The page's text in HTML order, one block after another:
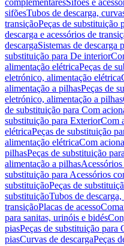
complementaresSifões e
sifõesTubos de descarga,
transiçãoPeças de substituição
descarga e acessórios de
descargaSistemas de descarga
substituição para De interior
alimentação elétricaPeças de
eletrónico, alimentação elétrica
alimentação a pilhasPeças de
eletrónico, alimentação a pilhas
de substituição para Com
substituição para ExteriorCom
elétricaPeças de substituição
alimentação elétricaCom
pilhasPeças de substituição
alimentação a pilhas
substituição para Acessórios
substituiçãoPeças de
substituiçãoTubos de
transiçãoPlacas de acesso
para sanitas, urinóis e bidés
piasPeças de substituição para
piasCurvas de descargaPeças